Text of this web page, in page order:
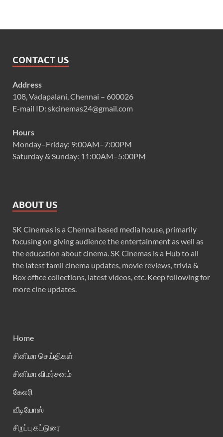
CONTACT US
Address
108, Vadapalani, Chennai – 600026
E-mail ID: skcinemas24@gmail.com
Hours
Monday–Friday: 9:00AM–7:00PM
Saturday & Sunday: 11:00AM–5:00PM
ABOUT US
SK Cinemas is a Chennai based media house, primarily
focusing on giving audience the entertainment as well as
the education about cinema. SK Cinemas is a Hub to all
the latest tamil cinema updates, movie reviews, trivia &
Box office collections, latest videos, etc. Keep following for
more cine updates.
Home
சினிமா செய்திகள்
சினிமா விமர்சனம்
கேலரி
வீடியோஸ்
சிறப்பு கட்டுரை